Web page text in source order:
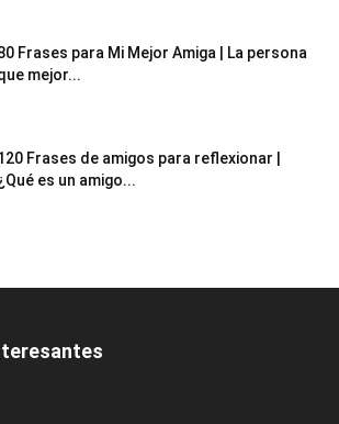
Frases para Mi Mejor Amiga | La persona
mejor...
Frases de amigos para reflexionar |
es un amigo...